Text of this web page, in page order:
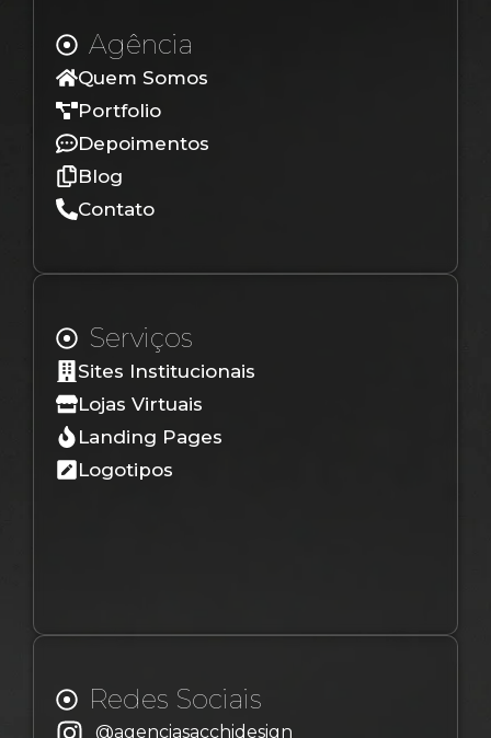
Agência
Quem Somos
Portfolio
Depoimentos
Blog
Contato
Serviços
Sites Institucionais
Lojas Virtuais
Landing Pages
Logotipos
Redes Sociais
@agenciasacchidesign